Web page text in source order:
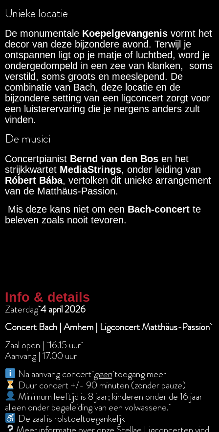
Unieke locatie
De monumentale Koepelgevangenis vormt het
decor van deze bijzondere avond. Terwijl je
ontspannen ligt op je matje of luchtbed, word je
ondergedompeld in een zee van klanken, soms
verstild, soms groots en meeslepend. De
combinatie van Bach, deze locatie en de
bijzondere setting van een ligconcert zorgt voor
een luisterervaring die je nergens anders zult
vinden.
De musici
Concertpianist Bernd van den Bos en het
strijkkwartet MediaStrings, onder leiding van
Róbert Bába, vertolken dit unieke arrangement
van de Matthäus-Passion.
Mis deze kans niet om een Bach-concert te
beleven zoals nooit tevoren.
Info & details
Zaterdag4 april 2026
Concert Bach | Arnhem | Ligconcert Matthäus-Passion
Zaal open | 16.15 uur
Aanvang | 17.00 uur
Na aanvang concertgeentoegang meer
Duur concert +/- 90 minuten (zonder pauze)
Minimum leeftijd is 8 jaar; kinderen onder de 16 jaar
alleen onder begeleiding van een volwassene.
De zaal is rolstoeltoegankelijk